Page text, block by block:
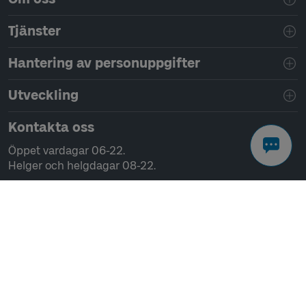
Tjänster
Hantering av personuppgifter
Utveckling
Kontakta oss
Öppet vardagar 06-22.
Helger och helgdagar 08-22.